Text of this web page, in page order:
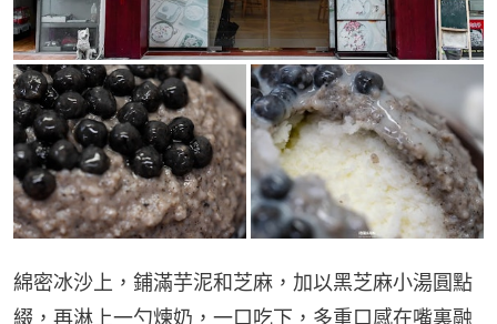
綿密冰沙上，鋪滿芋泥和芝麻，加以黑芝麻小湯圓點
綴，再淋上一勺煉奶，一口吃下，多重口感在嘴裏融